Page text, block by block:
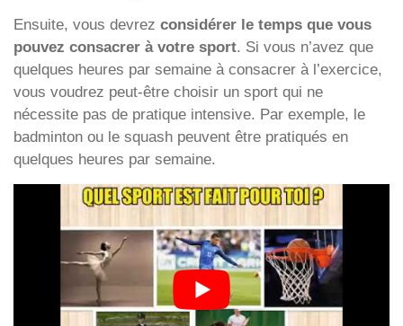
Ensuite, vous devrez considérer le temps que vous
pouvez consacrer à votre sport. Si vous n’avez que
quelques heures par semaine à consacrer à l’exercice,
vous voudrez peut-être choisir un sport qui ne
nécessite pas de pratique intensive. Par exemple, le
badminton ou le squash peuvent être pratiqués en
quelques heures par semaine.